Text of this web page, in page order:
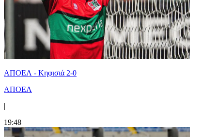
ΑΠΟΕΛ - Κηφισιά 2-0
ΑΠΟΕΛ
|
19:48